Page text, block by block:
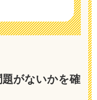
がないかを確